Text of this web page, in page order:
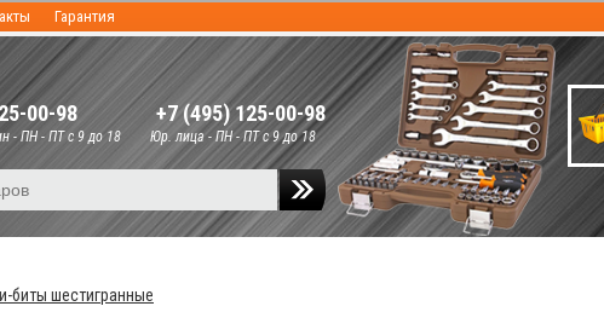
Гарантия
00-98
- ПН - ПТ с 9 до 18
+7 (495) 125-00-98
Юр. лица - ПН - ПТ с 9 до 18
биты шестигранные